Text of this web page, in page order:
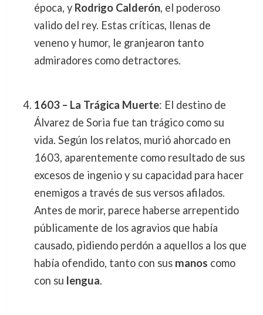
época, y Rodrigo Calderón, el poderoso
valido del rey. Estas críticas, llenas de
veneno y humor, le granjearon tanto
admiradores como detractores.
1603 – La Trágica Muerte: El destino de
Álvarez de Soria fue tan trágico como su
vida. Según los relatos, murió ahorcado en
1603, aparentemente como resultado de sus
excesos de ingenio y su capacidad para hacer
enemigos a través de sus versos afilados.
Antes de morir, parece haberse arrepentido
públicamente de los agravios que había
causado, pidiendo perdón a aquellos a los que
había ofendido, tanto con sus manos como
con su lengua.